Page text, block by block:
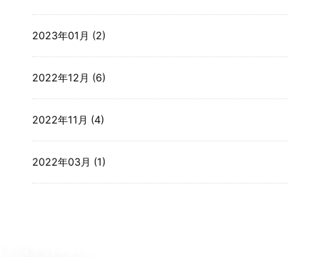
2023年01月 (2)
2022年12月 (6)
2022年11月 (4)
2022年03月 (1)